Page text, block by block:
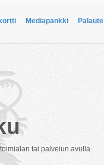
Mediapankki Palaute
tai palvelun avulla.